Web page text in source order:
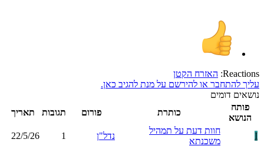
Reactions: האזרח הקטן
עליך להתחבר או להירשם על מנת להגיב כאן.
נושאים דומים
פותח
הנושא
כותרת פורום תגובות תאריך
I
חוות דעת על תמהיל
משכנתא
נדל"ן 1
22/5/26